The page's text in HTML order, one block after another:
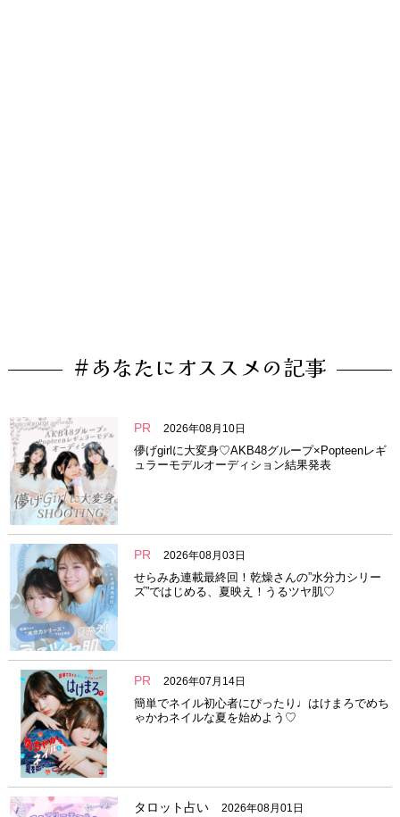
#あなたにオススメの記事
PR 2026年08月10日
儚げgirlに大変身♡AKB48グループ×Popteenレギ
ュラーモデルオーディション結果発表
PR 2026年08月03日
せらみあ連載最終回！乾燥さんの”水分力シリー
ズ”ではじめる、夏映え！うるツヤ肌♡
PR 2026年07月14日
簡単でネイル初心者にぴったり♩はけまろでめち
ゃかわネイルな夏を始めよう♡
タロット占い 2026年08月01日